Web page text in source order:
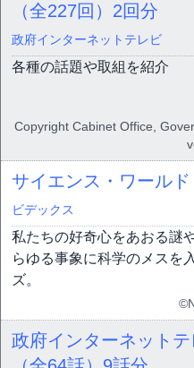
（全227回） 2回分
政府インターネットテレビ
各種の話題や取組を紹介
Copyright Cabinet Office,
サイエンス・ワールド
ビデックス
私たちの好奇心をあおる謎
らゆる事象に科学のメスを
ズ。
政府インターネット